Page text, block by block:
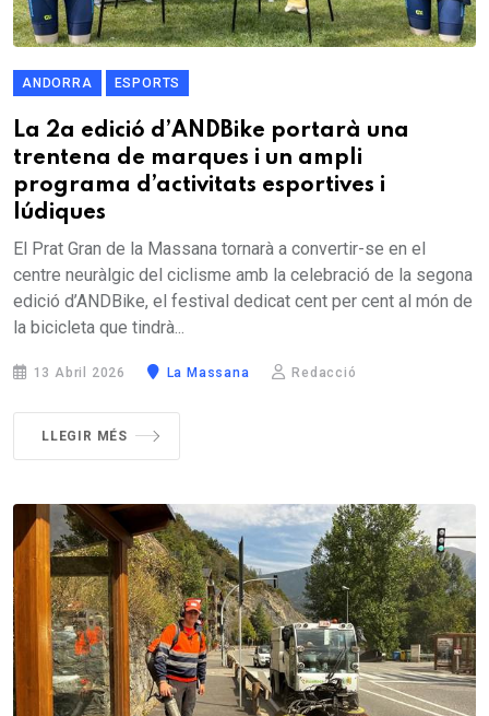
ANDORRA ESPORTS
La 2a edició d’ANDBike portarà una
trentena de marques i un ampli
programa d’activitats esportives i
lúdiques
El Prat Gran de la Massana tornarà a convertir-se en el
centre neuràlgic del ciclisme amb la celebració de la segona
edició d’ANDBike, el festival dedicat cent per cent al món de
la bicicleta que tindrà...
13 Abril 2026 La Massana Redacció
LLEGIR MÉS